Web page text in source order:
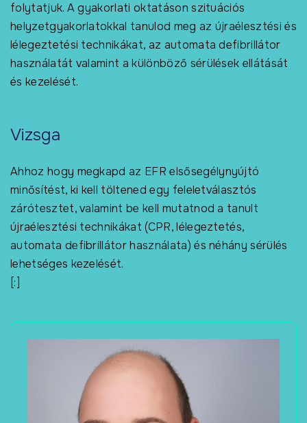
folytatjuk. A gyakorlati oktatáson szituációs
helyzetgyakorlatokkal tanulod meg az újraélesztési és
lélegeztetési technikákat, az automata defibrillátor
használatát valamint a különböző sérülések ellátását
és kezelését.
Vizsga
Ahhoz hogy megkapd az EFR elsősegélynyújtó
minősítést, ki kell töltened egy feleletválasztós
zárótesztet, valamint be kell mutatnod a tanult
újraélesztési technikákat (CPR, lélegeztetés,
automata defibrillátor használata) és néhány sérülés
lehetséges kezelését.
[:]